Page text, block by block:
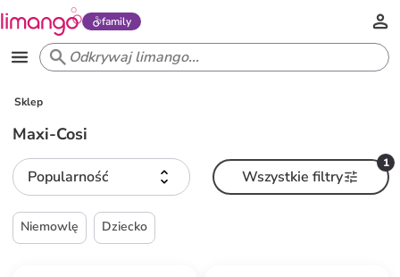
family
Sklep
Maxi-Cosi
Popularność
1
Wszystkie filtry
Niemowlę Dziecko